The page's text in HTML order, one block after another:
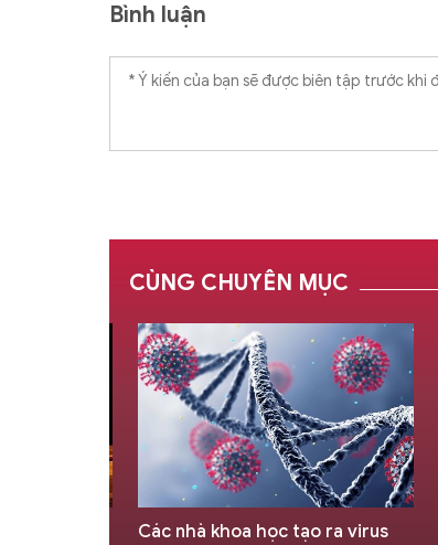
Bình luận
CÙNG CHUYÊN MỤC
Các nhà khoa học tạo ra virus